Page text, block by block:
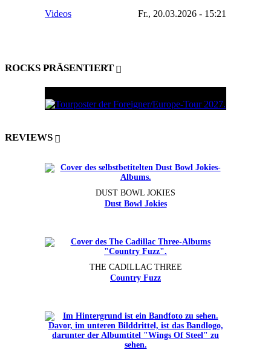
Videos Fr., 20.03.2026 - 15:21
ROCKS PRÄSENTIERT
REVIEWS
DUST BOWL JOKIES
Dust Bowl Jokies
THE CADILLAC THREE
Country Fuzz